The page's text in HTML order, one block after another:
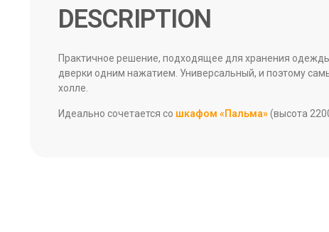
DESCRIPTION
Практичное решение, подходящее для хранения одежды
дверки одним нажатием. Универсальный, и поэтому
холле.
Идеально сочетается со шкафом «Пальма»(высота